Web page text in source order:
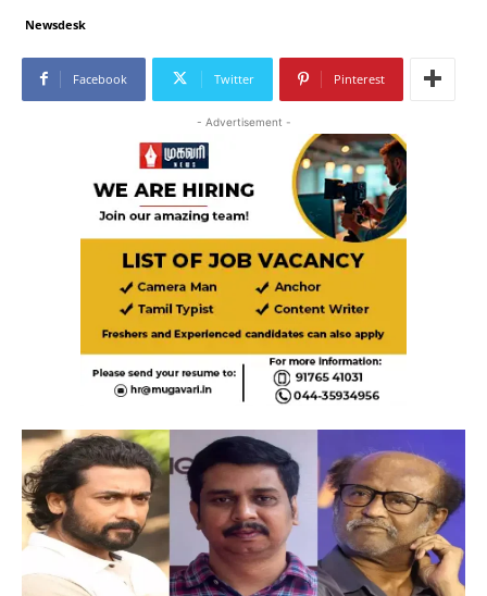
Newsdesk
Facebook Twitter Pinterest
- Advertisement -